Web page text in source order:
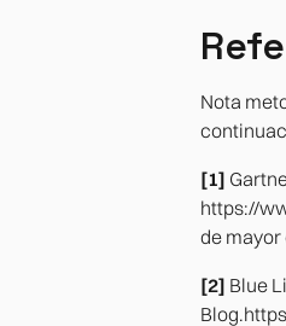
Nota
[1]
https://
de mayor
[2] Blue